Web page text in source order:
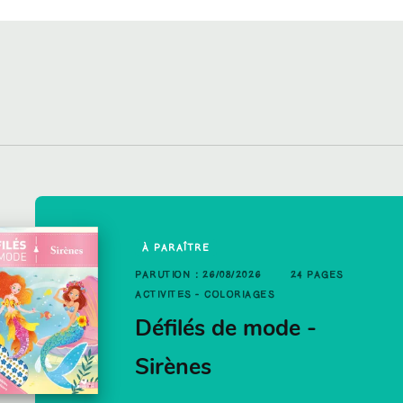
- La
: 03/06/2026
48 PAGES
- COLORIAGES
de mode -
des animaux
À PARAÎTRE
PARUTION : 26/08/2026
24 PAGES
ACTIVITÉS - COLORIAGES
Défilés de mode -
Sirènes